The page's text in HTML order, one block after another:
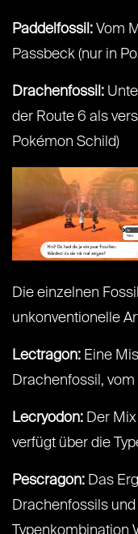
Paddelfossil: Vom
Passbeck (nur in
Drachenfossil:
der Route 6 als
Pokémon Schild)
Die einzelnen
unkonventionelle
Lectragon: Eine
Drachenfossil,
Lecryodon: Der
verfügt über die
Pescragon: Das
Drachenfossils
Typenkombination